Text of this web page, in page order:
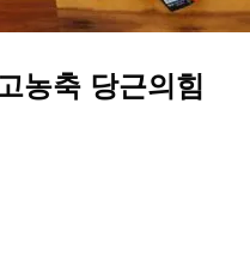
농축 당근의힘